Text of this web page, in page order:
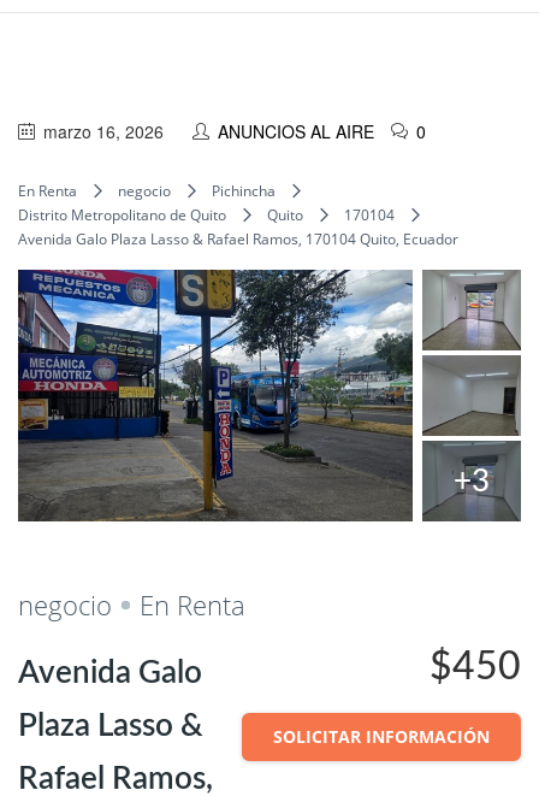
marzo 16, 2026 ANUNCIOS AL AIRE 0
En Renta negocio
Pichincha
Distrito Metropolitano de Quito
Quito
170104
Avenida Galo Plaza Lasso & Rafael Ramos, 170104 Quito, Ecuador
+3
negocio En Renta
Avenida Galo
Plaza Lasso &
Rafael Ramos,
$450
SOLICITAR INFORMACIÓN